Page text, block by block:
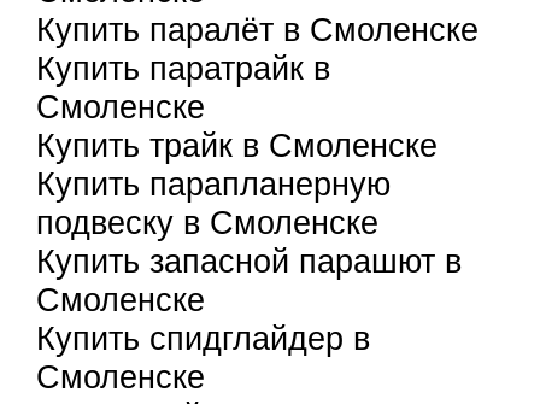
Купить паралёт в Смоленске
Купить паратрайк в
Смоленске
Купить трайк в Смоленске
Купить парапланерную
подвеску в Смоленске
Купить запасной парашют в
Смоленске
Купить спидглайдер в
Смоленске